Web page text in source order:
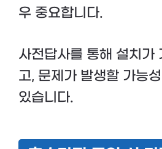
우 중요합니다.
사전답사를 통해 설치가
고, 문제가 발생할 가능
있습니다.